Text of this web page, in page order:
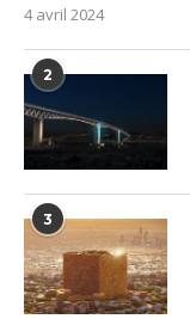
4 avril 2024
2
3